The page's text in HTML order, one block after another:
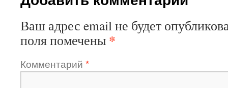
Ваш адрес email не будет
поля помечены *
Комментарий *